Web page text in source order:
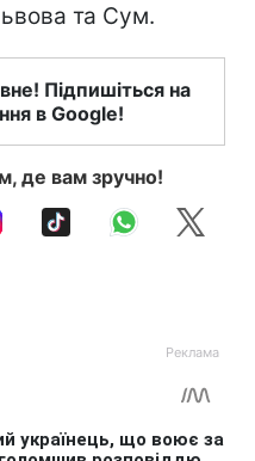
та Сум.
Підпишіться на
в Google!
де вам зручно!